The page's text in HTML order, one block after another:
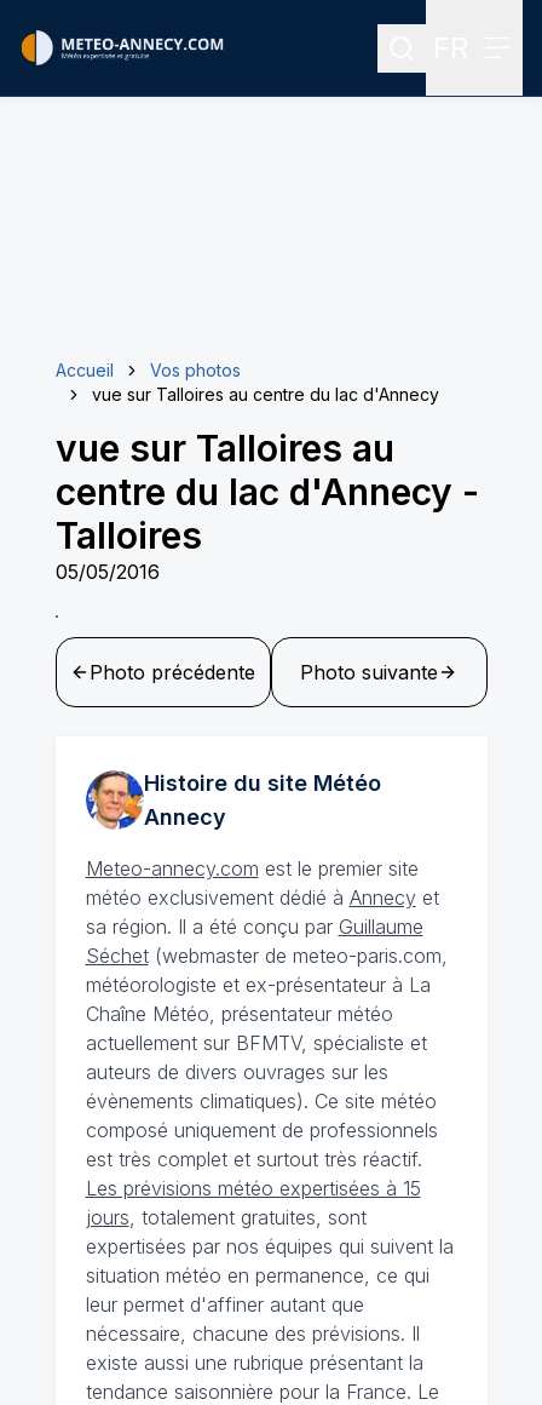
Rechercher
Accueil
Vos photos
vue sur Talloires au centre du lac d'Annecy
vue sur Talloires au
centre du lac d'Annecy -
Talloires
05/05/2016
Photo précédente Photo suivante
Histoire du site Météo
Annecy
Meteo-annecy.com est le premier site
météo exclusivement dédié à Annecyet
sa région. Il a été conçu par Guillaume
Séchet(webmaster de meteo-paris.com,
météorologiste et ex-présentateur à La
Chaîne Météo, présentateur météo
actuellement sur BFMTV, spécialiste et
auteurs de divers ouvrages sur les
évènements climatiques). Ce site météo
composé uniquement de professionnels
est très complet et surtout très réactif.
Les prévisions météo expertisées à 15
jours , totalement gratuites, sont
expertisées par nos équipes qui suivent la
situation météo en permanence, ce qui
leur permet d'affiner autant que
nécessaire, chacune des prévisions. Il
existe aussi une rubrique présentant la
tendance saisonnière pour la France. Le